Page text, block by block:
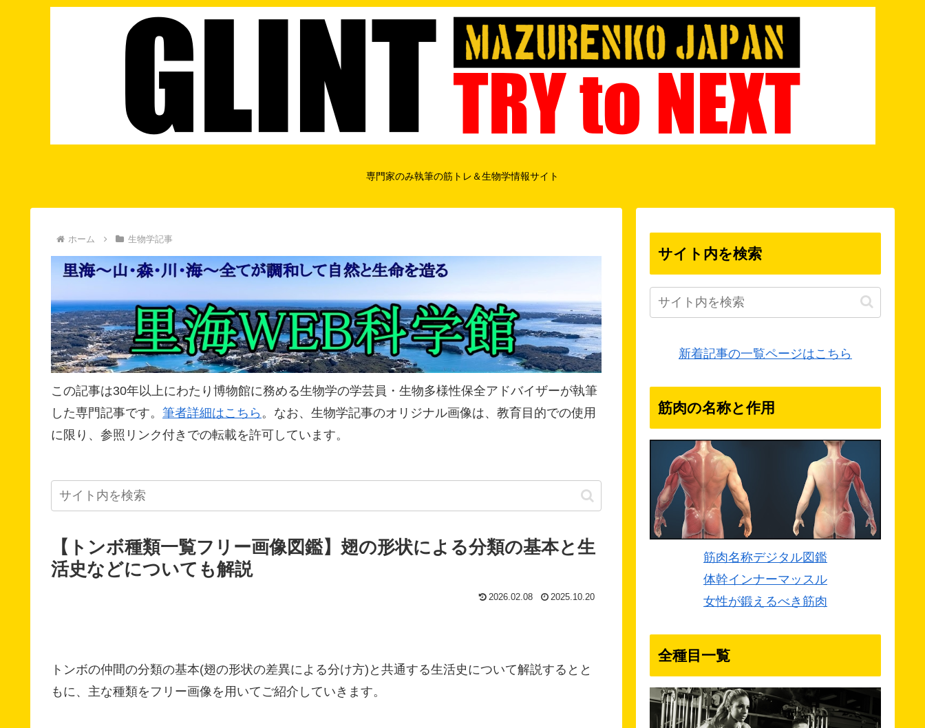
専門家のみ執筆の筋トレ＆生物学情報サイト
ホーム 生物学記事
この記事は30年以上にわたり博物館に務める生物学の学芸員・生物多様性保全アドバイザーが執筆
した専門記事です。 筆者詳細はこちら 。なお、生物学記事のオリジナル画像は、教育目的での使用
に限り、参照リンク付きでの転載を許可しています。
【トンボ種類一覧フリー画像図鑑】翅の形状による分類の基本と生
活史などについても解説
2026.02.08 2025.10.20
トンボの仲間の分類の基本(翅の形状の差異による分け方)と共通する生活史について解説するとと
もに、主な種類をフリー画像を用いてご紹介していきます。
サイト内を検索
新着記事の一覧ページはこちら
筋肉の名称と作用
筋肉名称デジタル図鑑
体幹インナーマッスル
女性が鍛えるべき筋肉
全種目一覧